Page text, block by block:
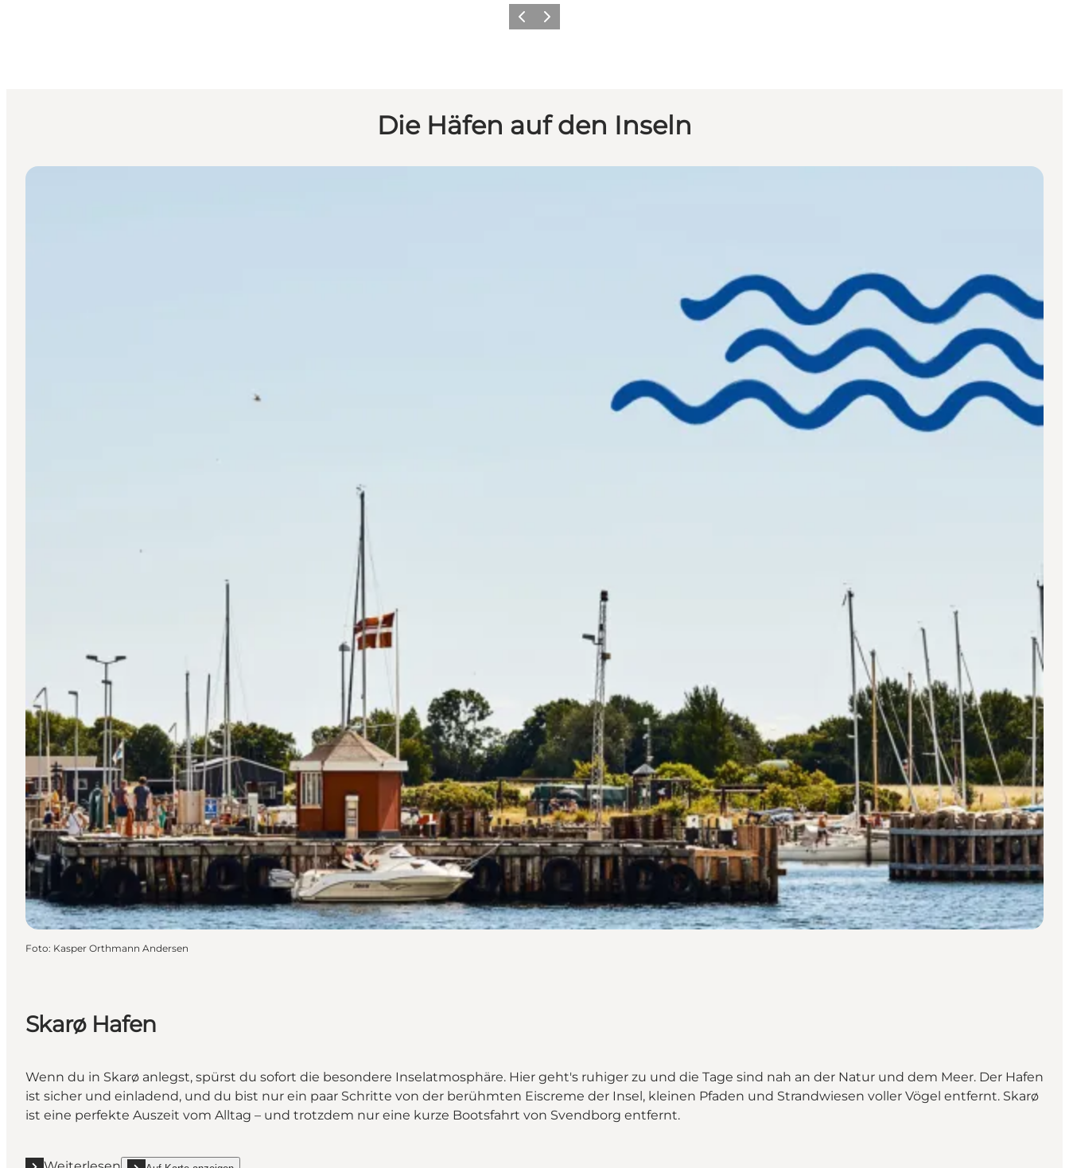
Vorherige Folie
Nächste Folie
Die Häfen auf den Inseln
Foto: Kasper Orthmann Andersen
Skarø Hafen
Wenn du in Skarø anlegst, spürst du sofort die besondere Inselatmosphäre. Hier geht's ruhiger zu und die Tage sind nah an der Natur und dem Meer. Der Hafen
ist sicher und einladend, und du bist nur ein paar Schritte von der berühmten Eiscreme der Insel, kleinen Pfaden und Strandwiesen voller Vögel entfernt. Skarø
ist eine perfekte Auszeit vom Alltag – und trotzdem nur eine kurze Bootsfahrt von Svendborg entfernt.